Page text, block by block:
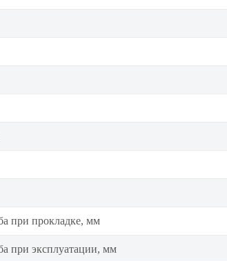
при прокладке, мм
при эксплуатации, мм